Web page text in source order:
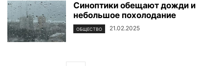
Синоптики обещают дожди и
небольшое похолодание
ОБЩЕСТВО 21.02.2025